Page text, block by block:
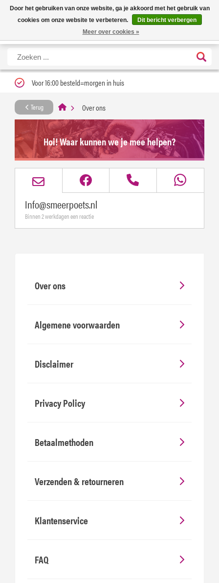
Nieuwe levertijd: 1 tot 3 werkdagen | Nu 25% korting op gehele assortiment
Carfume met kortingscode ''verfrissend''
X
Voor 16:00 besteld=morgen in huis
Terug Over ons
Hoi! Waar kunnen we je mee helpen?
Info@smeerpoets.nl
Binnen 2 werkdagen een reactie
Over ons
Algemene voorwaarden
Disclaimer
Privacy Policy
Betaalmethoden
Verzenden & retourneren
Klantenservice
FAQ
Door het gebruiken van onze website, ga je akkoord met het gebruik van
cookies om onze website te verbeteren.
Dit bericht verbergen
Meer over cookies »